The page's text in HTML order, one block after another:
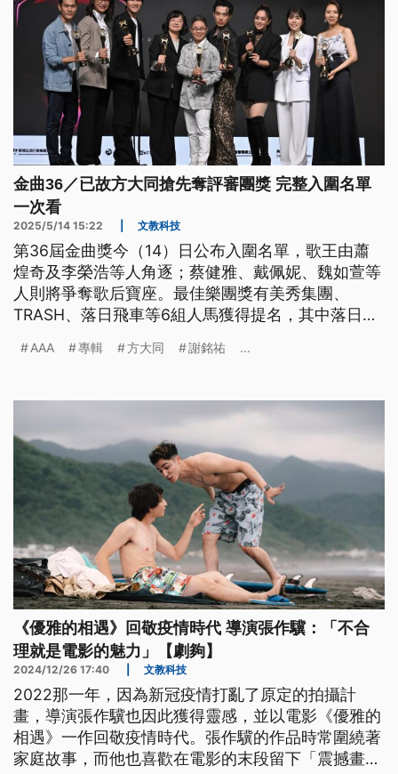
金曲36／已故方大同搶先奪評審團獎 完整入圍名單
一次看
2025/5/14 15:22 文教科技
第36屆金曲獎今（14）日公布入圍名單，歌王由蕭
煌奇及李榮浩等人角逐；蔡健雅、戴佩妮、魏如萱等
人則將爭奪歌后寶座。最佳樂團獎有美秀集團、
TRASH、落日飛車等6組人馬獲得提名，其中落日飛
歌手方大同入圍5項大獎，雖無緣角逐歌王，但搶先
AAA 專輯 方大同 謝銘祐 ...
《優雅的相遇》回敬疫情時代 導演張作驥：「不合
理就是電影的魅力」【劇夠】
2024/12/26 17:40 文教科技
2022那一年，因為新冠疫情打亂了原定的拍攝計
畫，導演張作驥也因此獲得靈感，並以電影《優雅的
相遇》一作回敬疫情時代。張作驥的作品時常圍繞著
家庭故事，而他也喜歡在電影的末段留下「震撼畫